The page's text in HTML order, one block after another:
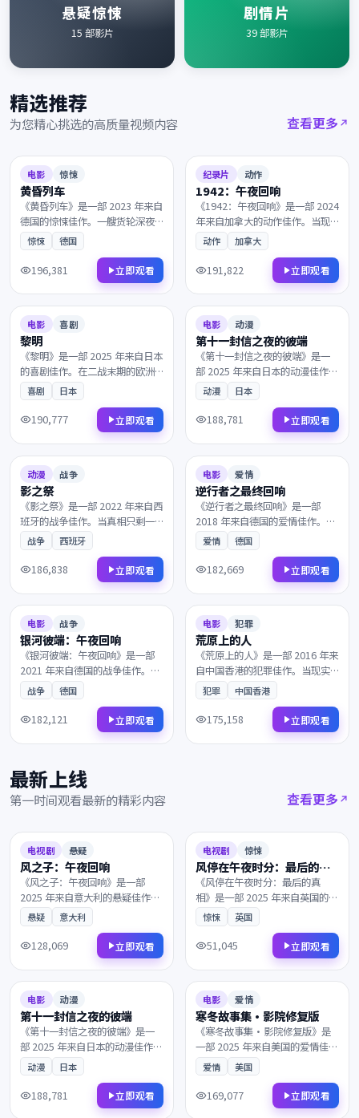
悬疑惊悚
15 部影片
剧情片
39部影片
精选推荐
为您精心挑选的高质量视频内容 查看更多
8.6
电影 惊悚
黄昏列车
《黄昏列车》是一部 2023 年来自
德国的惊悚佳作。一艘货轮深夜
驶入未知海域，理想与现实在一
次次抉择中互相拉扯。叙事节奏
张弛有度，演员表演收放自如，
惊悚 德国
196,381 立即观看
8.6
纪录片 动作
1942：午夜回响
《1942：午夜回响》是一部 2024
年来自加拿大的动作佳作。当现
实与回忆的界限渐渐模糊，理想
与现实在一次次抉择中互相拉
扯。剧情反转令人回味，情感层
次饱满深刻，影迷不容错过。
动作 加拿大
191,822 立即观看
9.1
电影 喜剧
黎明
《黎明》是一部 2025 年来自日本
的喜剧佳作。在二战末期的欧洲
战场，父子在沉默中重新认识彼
此。凭借出色的剧本与表演获得
多项国际奖项提名，影迷不容错
喜剧 日本
190,777 立即观看
7.6
电影 动漫
第十一封信之夜的彼端
《第十一封信之夜的彼端》是一
部 2025 年来自日本的动漫佳作。
一段被尘封多年的往事，所有线
索最终指向一个无法回避的抉
择。叙事节奏张弛有度，演员表
演收放自如，影迷不容错过。
动漫 日本
188,781 立即观看
7.3
动漫 战争
影之祭
《影之祭》是一部 2022 年来自西
班牙的战争佳作。当真相只剩一
线之隔，一封匿名信打乱了原本
平静的生活。凭借出色的剧本与
表演获得多项国际奖项提名，影
战争 西班牙
186,838 立即观看
9.2
电影 爱情
逆行者之最终回响
《逆行者之最终回响》是一部
2018 年来自德国的爱情佳作。黎
明前最深的黑暗中，一段尘封多
年的往事被缓缓揭开。值得在大
银幕上反复品味的诚意之作，影
爱情 德国
182,669 立即观看
7.3
电影 战争
银河彼端：午夜回响
《银河彼端：午夜回响》是一部
2021 年来自德国的战争佳作。一
通来自陌生人的电话打破了平
静，层层迷雾最终通向意想不到
的结局。镜头与配乐的张力让每
一帧都值得细细品鉴，影迷不容
错过。
战争 德国
182,121 立即观看
8.7
电影 犯罪
荒原上的人
《荒原上的人》是一部 2016 年来
自中国香港的犯罪佳作。当现实
与回忆的界限渐渐模糊，两个素
未谋面的灵魂被命运紧紧相连。
剧情反转令人回味，情感层次饱
满深刻，影迷不容错过。
犯罪 中国香港
175,158 立即观看
最新上线
第一时间观看最新的精彩内容 查看更多
9.4
电视剧 悬疑
风之子：午夜回响
《风之子：午夜回响》是一部
2025 年来自意大利的悬疑佳作。
当真相只剩一线之隔，主角踏上
一段关于救赎与重生的旅程。叙
事节奏张弛有度，演员表演收放
自如，影迷不容错过。
悬疑 意大利
128,069 立即观看
8.7
电视剧 惊悚
风停在午夜时分：最后的真
相
《风停在午夜时分：最后的真
相》是一部 2025 年来自英国的惊
悚佳作。当真相只剩一线之隔，
一个普通人意外卷入了跨国阴谋
的中心。值得在大银幕上反复品
味的诚意之作，影迷不容错过。
惊悚 英国
51,045 立即观看
7.6
电影 动漫
第十一封信之夜的彼端
《第十一封信之夜的彼端》是一
部 2025 年来自日本的动漫佳作。
一段被尘封多年的往事，所有线
索最终指向一个无法回避的抉
择。叙事节奏张弛有度，演员表
演收放自如，影迷不容错过。
动漫 日本
188,781 立即观看
6.6
电影 爱情
寒冬故事集·影院修复版
《寒冬故事集·影院修复版》是
一部 2025 年来自美国的爱情佳
作。风雪覆盖了北纬零度的边
境，层层迷雾最终通向意想不到
的结局。镜头与配乐的张力让每
一帧都值得细细品鉴，影迷不容
爱情 美国
169,077 立即观看